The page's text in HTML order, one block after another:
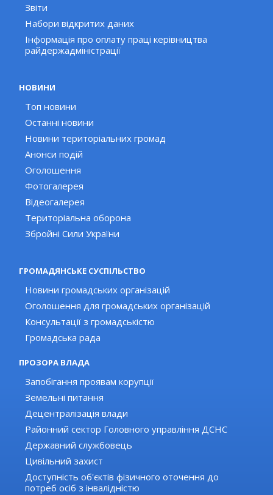
Звіти
Набори відкритих даних
Інформація про оплату праці керівництва
райдержадміністрації
НОВИНИ
Топ новини
Останні новини
Новини територіальних громад
Анонси подій
Оголошення
Фотогалерея
Відеогалерея
Територіальна оборона
Збройні Сили України
ГРОМАДЯНСЬКЕ СУСПІЛЬСТВО
Новини громадських організацій
Оголошення для громадських організацій
Консультації з громадськістю
Громадська рада
ПРОЗОРА ВЛАДА
Запобігання проявам корупції
Земельні питання
Децентралізація влади
Районний сектор Головного управління ДСНС
Державний службовець
Цивільний захист
Доступність об'єктів фізичного оточення до
потреб осіб з інвалідністю